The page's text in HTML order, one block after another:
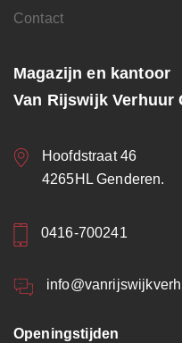
Contact
Magazijn en kantoor
Van Rijswijk Verhuur
Hoofdstraat 46
4265HL Genderen.
0416-700241
Openingstijden